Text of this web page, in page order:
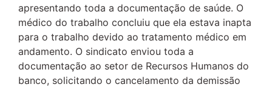
apresentando toda a documentação de saúde. O
médico do trabalho concluiu que ela estava inapta
para o trabalho devido ao tratamento médico em
andamento. O sindicato enviou toda a
documentação ao setor de Recursos Humanos do
banco, solicitando o cancelamento da demissão